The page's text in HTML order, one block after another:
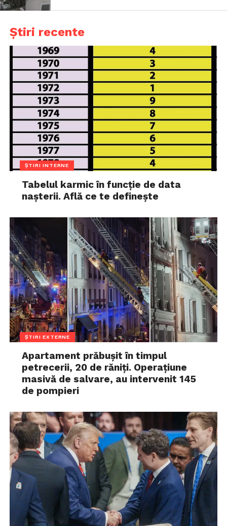
Știri recente
ȘTIRI INTERNE
Tabelul karmic în funcție de data
nașterii. Află ce te definește
ȘTIRI EXTERNE
Apartament prăbușit în timpul
petrecerii, 20 de răniți. Operațiune
masivă de salvare, au intervenit 145
de pompieri